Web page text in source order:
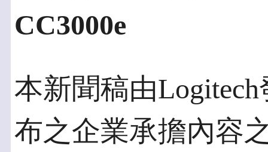
CC3000e
本新聞稿由
布之企業承擔內容